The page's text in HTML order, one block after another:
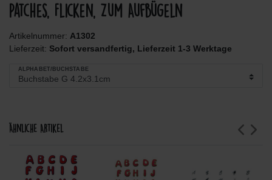
Patches, Flicken, Zum Aufbügeln
Artikelnummer: A1302
Lieferzeit: Sofort versandfertig, Lieferzeit 1-3 Werktage
ALPHABET/BUCHSTABE
Ähnliche Artikel